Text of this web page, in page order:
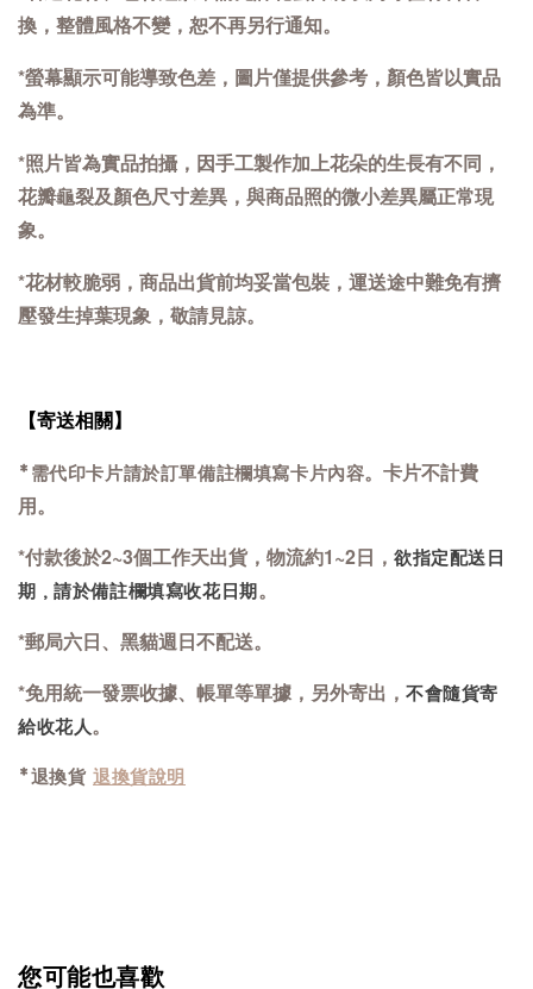
換，整體風格不變，恕不再另行通知。
*螢幕顯示可能導致色差，圖片僅提供參考，顏色皆以實品
為準。
*照片皆為實品拍攝，因手工製作加上花朵的生長有不同，
花瓣龜裂及顏色尺寸差異，與商品照的微小差異屬正常現
象。
*花材較脆弱，商品出貨前均妥當包裝，運送途中難免有擠
壓發生掉葉現象，敬請見諒。
【寄送相關】
*需代印卡片請於訂單備註欄填寫卡片內容。卡片不計費
用。
*付款後於2~3個工作天出貨 ，物流約1~2日 ， 欲指定配送日
期，請於備註欄填寫收花日期 。
*郵局六日、黑貓週日不配送。
*免用統一發票收據、帳單等單據 ，另外寄出 ， 不會隨貨寄
給收花人。
*退換貨 退換貨說明
您可能也喜歡